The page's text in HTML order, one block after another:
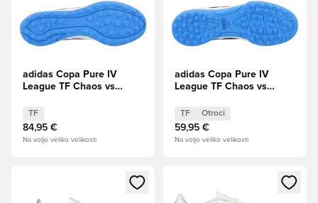
adidas Copa Pure IV
League TF Chaos vs
TF
84,95 €
Na voljo veliko velikosti
adidas Copa Pure IV
League TF Chaos vs
TF Otroci
59,95 €
Na voljo veliko velikosti
Odpre Modal za prijavo ali vpis kot članOdpre Modal za prijavo ali